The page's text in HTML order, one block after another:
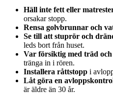
Häll inte fett eller
orsakar stopp.
Rensa golvbrunnar och
Se till att stuprör och
leds bort från huset.
Var försiktig med träd
tränga in i rören.
Installera råttstopp i
Låt göra en
är äldre än 30 år.